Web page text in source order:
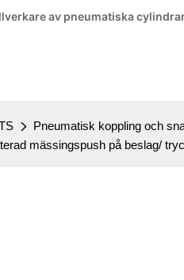
av pneumatiska
Pneumatisk koppling och
mässingspush på beslag/